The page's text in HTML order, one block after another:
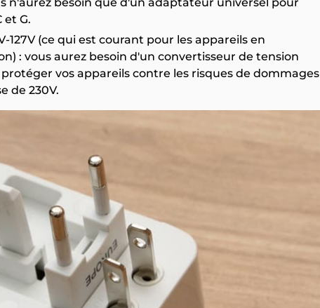
et G.
(ce qui est courant pour les appareils en
: vous aurez besoin d'un convertisseur de tension
vos appareils contre les risques de dommages
de 230V.